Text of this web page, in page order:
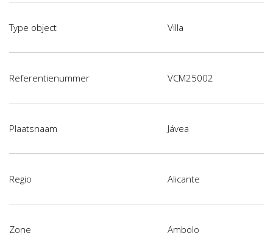
Type object Villa
Referentienummer VCM25002
Plaatsnaam Jávea
Regio Alicante
Zone Ambolo